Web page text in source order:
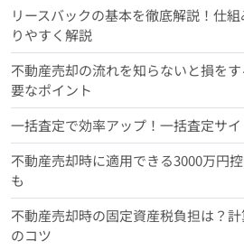
リースバックの基本を徹底解説！仕
りやすく解説
不動産売却の流れを知らないと損を
要なポイント
一括査定で効率アップ！一括査定サ
不動産売却時に適用できる3000万円
も
不動産売却時の固定資産税負担は？
のコツ